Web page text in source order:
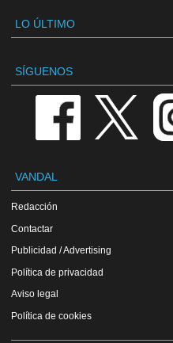
LO ÚLTIMO
SÍGUENOS
VANDAL
Redacción
Contactar
Publicidad / Advertising
Política de privacidad
Aviso legal
Política de cookies